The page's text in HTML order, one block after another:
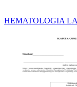
HEMATOLOGIA